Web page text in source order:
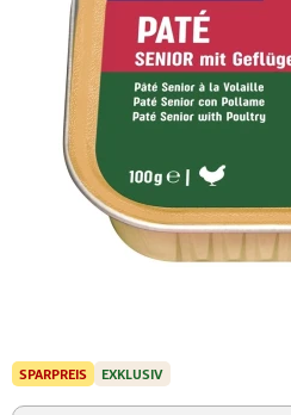
SPARPREIS EXKLUSIV